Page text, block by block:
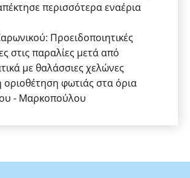
περισσότερα εναέρια
Προειδοποιητικές
στις παραλίες μετά από
με θαλάσσιες χελώνες
φωτιάς στα όρια
- Μαρκοπούλου